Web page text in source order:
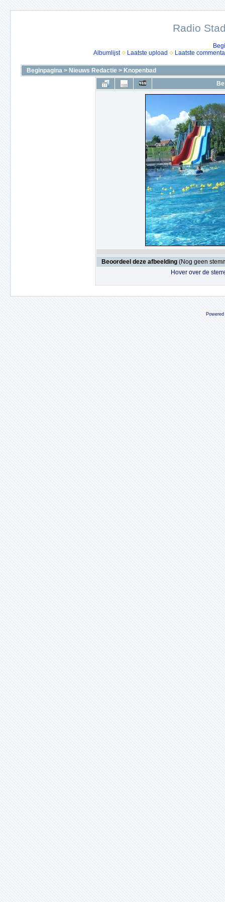
Radio
Albumlijst
Laatste upload Laatste
Beginpagina > Nieuws Redactie > Knopenbad
Beoordeel deze afbeelding (Nog geen
Hover over de